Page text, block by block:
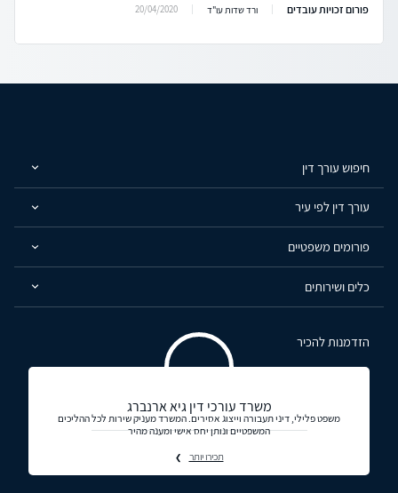
פורום זכויות עובדים ורד שדות עו"ד 20/04/2020
חיפוש עורך דין
עורך דין לפי עיר
פורומים משפטיים
כלים ושירותים
הזדמנות להכיר
משרד עורכי דין גיא ארנברג
משפט פלילי, דיני תעבורה וייצוג אסירים. המשרד מעניק שירות לכל ההליכים
המשפטיים ונותן יחס אישי ומענה מהיר
תכירו יותר